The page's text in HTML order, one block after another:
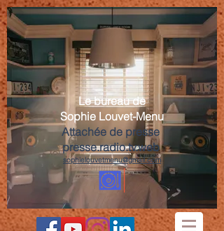
Le bureau de
Sophie Louvet-Menu
Attachée de presse
presse.radio.tv.web
sophielouvetmenu@gmail.com